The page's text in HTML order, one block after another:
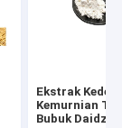
Ekstrak
Kemurnian
Bubuk